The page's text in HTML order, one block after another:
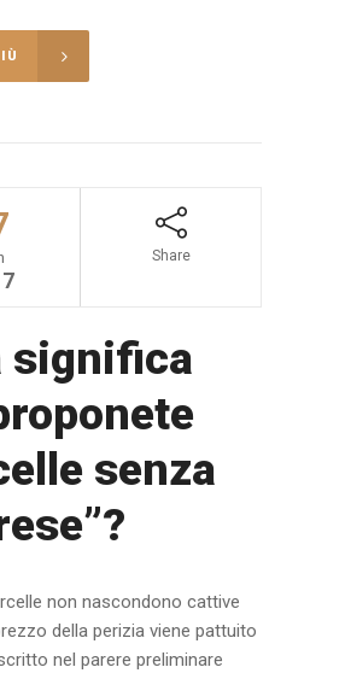
Share
significa
senza
non nascondono cattive
della perizia viene pattuito
nel parere preliminare